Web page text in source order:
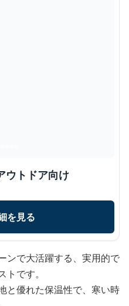
ウトドア向け
を見る
ンで大活躍する、実用的で
です。
と優れた保温性で、寒い時